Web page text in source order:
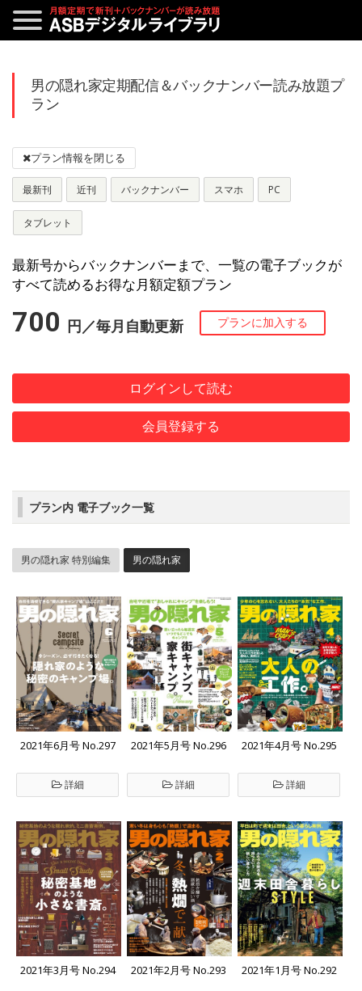
男の隠れ家定期配信＆バックナンバー読み放題プ
ラン
最新刊 近刊 バックナンバー スマホ PC
タブレット
最新号からバックナンバーまで、一覧の電子ブックが
すべて読めるお得な月額定額プラン
700 円／毎月自動更新 プランに加入する
ログインして読む
会員登録する
プラン内 電子ブック一覧
男の隠れ家 特別編集 男の隠れ家
2021年6月号 No.297
詳細
2021年5月号 No.296
詳細
2021年4月号 No.295
詳細
2021年3月号 No.294 2021年2月号 No.293 2021年1月号 No.292